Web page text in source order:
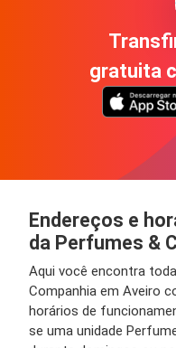
gratuita
Endereços e
da Perfumes &
Aqui você encontra
Companhia em Aveiro
horários de
se uma unidade